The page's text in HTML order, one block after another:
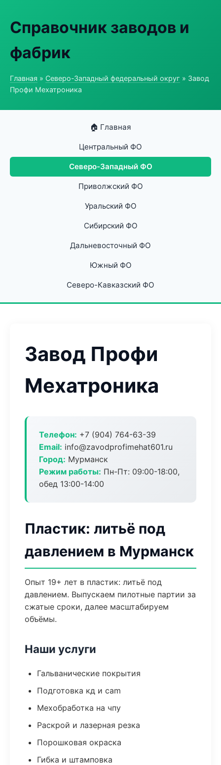
Справочник заводов и
фабрик
Главная » Северо-Западный федеральный округ » Завод
Профи Мехатроника
🏠 Главная
Центральный ФО
Северо-Западный ФО
Приволжский ФО
Уральский ФО
Сибирский ФО
Дальневосточный ФО
Южный ФО
Северо-Кавказский ФО
Завод Профи
Мехатроника
Телефон: +7 (904) 764-63-39
Email: info@zavodprofimehat601.ru
Город: Мурманск
Режим работы: Пн-Пт: 09:00-18:00,
обед 13:00-14:00
Пластик: литьё под
давлением в Мурманск
Опыт 19+ лет в пластик: литьё под
давлением. Выпускаем пилотные партии за
сжатые сроки, далее масштабируем
объёмы.
Наши услуги
Гальванические покрытия
Подготовка кд и cam
Мехобработка на чпу
Раскрой и лазерная резка
Порошковая окраска
Гибка и штамповка